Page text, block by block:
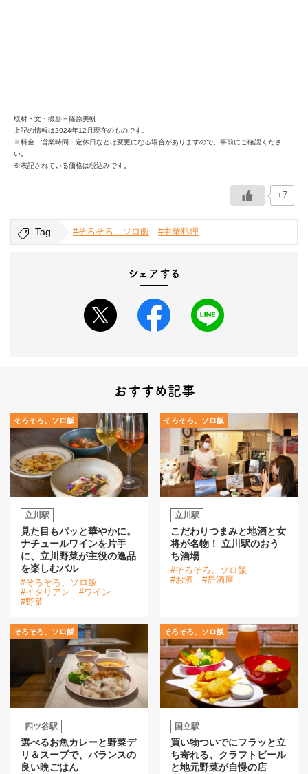
取材・文・撮影＝篠原美帆
上記の情報は2024年12月現在のものです。
※料金・営業時間・定休日などは変更になる場合がありますので、事前にご確認くださ
い。
※表記されている価格は税込みです。
+7
Tag #そろそろ、ソロ飯 #中華料理
シェアする
おすすめ記事
そろそろ、ソロ飯
立川駅
見た目もパッと華やかに。
ナチュールワインを片手
に、立川野菜が主役の逸品
を楽しむバル
#そろそろ、ソロ飯
#イタリアン
#ワイン
#野菜
そろそろ、ソロ飯
立川駅
こだわりつまみと地酒と女
将が名物！ 立川駅のおう
ち酒場
#そろそろ、ソロ飯
#お酒
#居酒屋
そろそろ、ソロ飯
四ツ谷駅
選べるお魚カレーと野菜デ
リ＆スープで、バランスの
良い晩ごはん
そろそろ、ソロ飯
国立駅
買い物ついでにフラッと立
ち寄れる、クラフトビール
と地元野菜が自慢の店